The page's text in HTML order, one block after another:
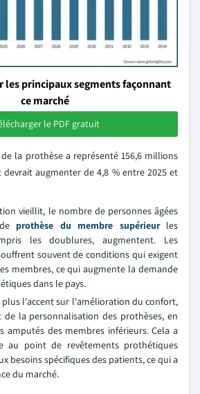
les principaux segments façonnant
ce marché
le PDF gratuit
la prothèse a représenté 156,6 millions
augmenter de 4,8 % entre 2025 et
vieillit, le nombre de personnes âgées
prothèse du membre supérieurles
les doublures, augmentent. Les
souvent de conditions qui exigent
membres, ce qui augmente la demande
dans le pays.
plus l'accent sur l'amélioration du confort,
la personnalisation des prothèses, en
amputés des membres inférieurs. Cela a
au point de revêtements prothétiques
besoins spécifiques des patients, ce qui a
du marché.